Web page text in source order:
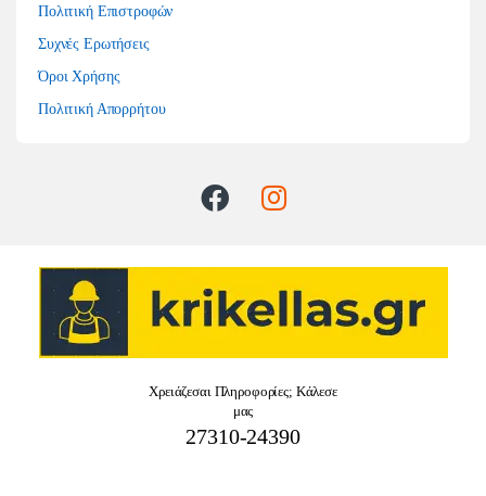
Πολιτική Επιστροφών
Συχνές Ερωτήσεις
Όροι Χρήσης
Πολιτική Απορρήτου
Χρειάζεσαι Πληροφορίες; Κάλεσε
μας
27310-24390